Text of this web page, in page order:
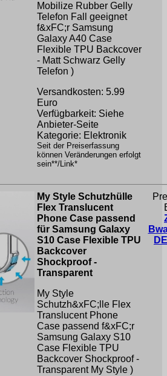
Mobilize Rubber Gelly
Telefon Fall geeignet
f&xFC;r Samsung
Galaxy A40 Case
Flexible TPU Backcover
- Matt Schwarz Gelly
Telefon )
Versandkosten: 5.99
Euro
Verfügbarkeit: Siehe
Anbieter-Seite
Kategorie: Elektronik
Seit der Preiserfassung
können Veränderungen erfolgt
sein**/Link*
My Style Schutzhülle
Flex Translucent
Phone Case passend
für Samsung Galaxy
S10 Case Flexible TPU
Backcover
Shockproof -
Transparent
My Style
Schutzh&xFC;lle Flex
Translucent Phone
Case passend f&xFC;r
Samsung Galaxy S10
Case Flexible TPU
Backcover Shockproof -
Transparent My Style )